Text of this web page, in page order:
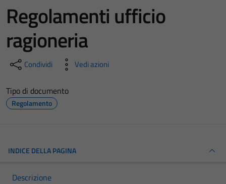
Regolamenti ufficio
ragioneria
Condividi Vedi azioni
Tipo di documento
Regolamento
INDICE DELLA PAGINA
Descrizione